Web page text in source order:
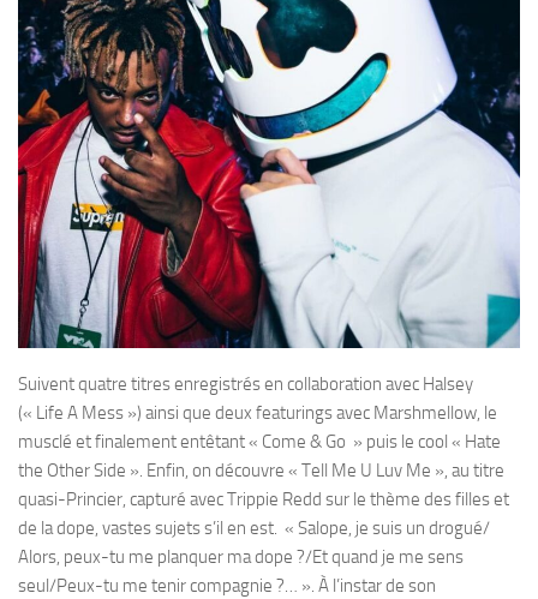
Suivent quatre titres enregistrés en collaboration avec Halsey
(« Life A Mess ») ainsi que deux featurings avec Marshmellow, le
musclé et finalement entêtant « Come & Go » puis le cool « Hate
the Other Side ». Enfin, on découvre « Tell Me U Luv Me », au titre
quasi-Princier, capturé avec Trippie Redd sur le thème des filles et
de la dope, vastes sujets s’il en est. « Salope, je suis un drogué/
Alors, peux-tu me planquer ma dope ?/Et quand je me sens
seul/Peux-tu me tenir compagnie ?… ». À l’instar de son